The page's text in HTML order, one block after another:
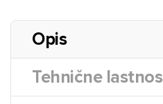
Opis
Tehnične